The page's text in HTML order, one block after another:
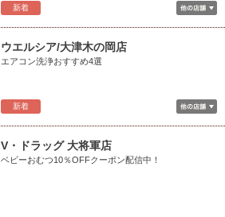
新着
新着
ウエルシア/大津木の岡店
エアコン洗浄おすすめ4選
V・ドラッグ 大将軍店
ベビーおむつ10％OFFクーポン配信中！